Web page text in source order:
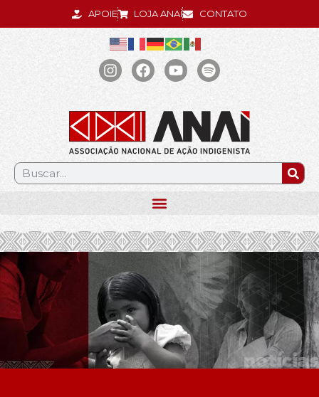
APOIE LOJA ANAÍ CONTATO
.